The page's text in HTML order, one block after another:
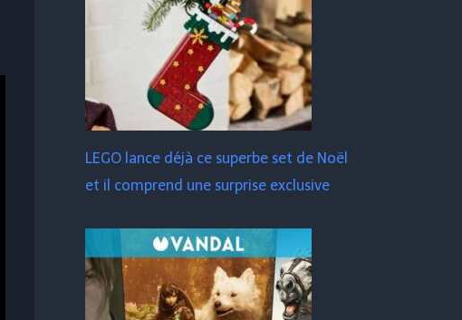
LEGO lance déjà ce superbe set de Noël
et il comprend une surprise exclusive